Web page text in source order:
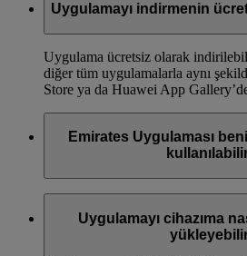
Uygulamayı indirmenin
Uygulama ücretsiz olarak
diğer tüm uygulamalarla aynı
Store ya da Huawei App
Emirates Uygulaması
Store, Google Play Store ya da
Uygulamayı cihazıma